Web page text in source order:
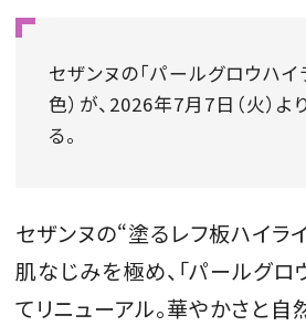
WEDDING
FORTUNE
MAGAZINE
セザンヌの「パールグロウハイ
色）が、2026年7月7日（火）
る。
セザンヌの“塗るレフ板ハイラ
肌なじみを極め、「パールグロ
てリニューアル。華やかさと